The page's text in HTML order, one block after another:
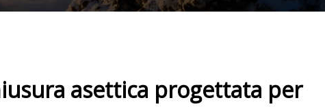
asettica progettata per